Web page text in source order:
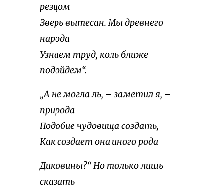
резцом
Зверь вытесан. Мы древнего
народа
Узнаем труд, коль ближе
подойдем“.
„А не могла ль, – заметил я, –
природа
Подобие чудовища создать,
Как создает она иного рода
Диковины?“ Но только лишь
сказать